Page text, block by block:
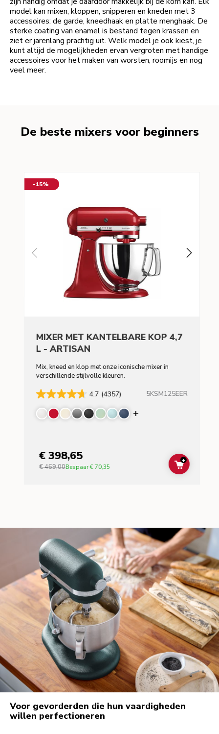
model kan mixen, kloppen, snipperen en kneden met 3
accessoires: de garde, kneedhaak en platte menghaak. De
sterke coating van enamel is bestand tegen krassen en
ziet er jarenlang prachtig uit. Welk model je ook kiest, je
kunt altijd de mogelijkheden ervan vergroten met handige
accessoires voor het maken van worsten, roomijs en nog
veel meer.
De beste mixers voor beginners
-15%
MIXER MET KANTELBARE KOP 4,7
L - ARTISAN
Mix, kneed en klop met onze iconische mixer in
verschillende stijlvolle kleuren.
4.7 (4357) 5KSM125EER
Display more
€ 398,65
€ 469,00Bespaar€ 70,35 ADD TO
+
Voor gevorderden die hun vaardigheden
willen perfectioneren